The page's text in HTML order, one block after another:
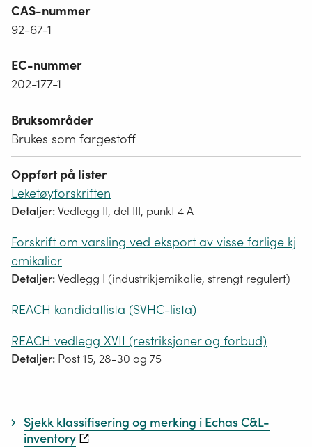
CAS-nummer
92-67-1
EC-nummer
202-177-1
Bruksområder
Brukes som fargestoff
Oppført på lister
Leketøyforskriften
Detaljer:Vedlegg II, del III, punkt 4 A
Forskrift om varsling ved eksport av visse farlige kj
emikalier
Detaljer:Vedlegg I (industrikjemikalie, strengt regulert)
REACH kandidatlista (SVHC-lista)
REACH vedlegg XVII (restriksjoner og forbud)
Detaljer: Post 15, 28-30 og 75
Sjekk klassifisering og merking i Echas C&L-
inventory